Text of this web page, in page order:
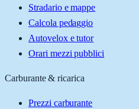
Stradario e mappe
Calcola pedaggio
Autovelox e tutor
Orari mezzi pubblici
Carburante & ricarica
Prezzi carburante